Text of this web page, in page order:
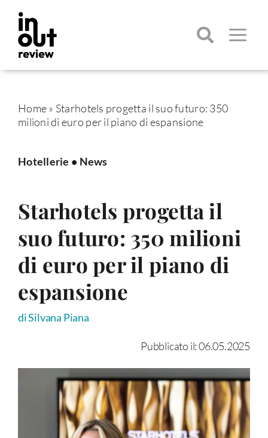
contenuto
Toggle
per:
Home» Starhotels progetta il suo futuro: 350
milioni di euro per il piano di espansione
Hotellerie • News
Starhotels progetta il
suo futuro: 350 milioni
di euro per il piano di
espansione
di Silvana Piana
Pubblicato il: 06.05.2025